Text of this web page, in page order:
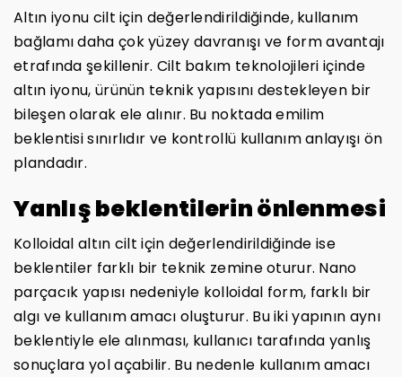
Altın iyonu cilt için değerlendirildiğinde, kullanım
bağlamı daha çok yüzey davranışı ve form avantajı
etrafında şekillenir. Cilt bakım teknolojileri içinde
altın iyonu, ürünün teknik yapısını destekleyen bir
bileşen olarak ele alınır. Bu noktada emilim
beklentisi sınırlıdır ve kontrollü kullanım anlayışı ön
plandadır.
Yanlış beklentilerin önlenmesi
Kolloidal altın cilt için değerlendirildiğinde ise
beklentiler farklı bir teknik zemine oturur. Nano
parçacık yapısı nedeniyle kolloidal form, farklı bir
algı ve kullanım amacı oluşturur. Bu iki yapının aynı
beklentiyle ele alınması, kullanıcı tarafında yanlış
sonuçlara yol açabilir. Bu nedenle kullanım amacı